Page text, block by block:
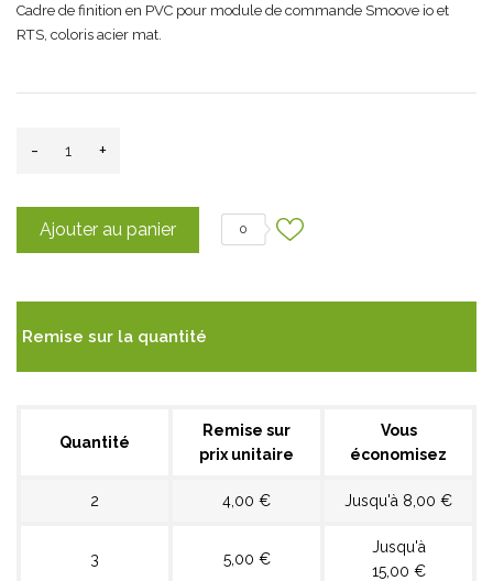
Cadre de finition en PVC pour module de commande Smoove io et
RTS, coloris acier mat.
- +
Ajouter au panier 0
Remise sur la quantité
Quantité
Remise sur
prix unitaire
Vous
économisez
2 4,00 € Jusqu'à 8,00 €
3 5,00 €
Jusqu'à
15,00 €